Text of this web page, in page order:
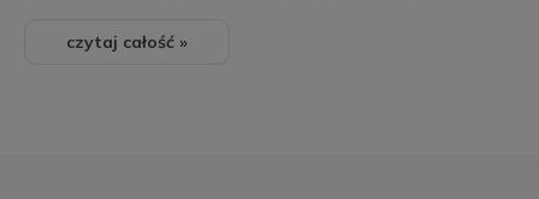
czytaj całość »